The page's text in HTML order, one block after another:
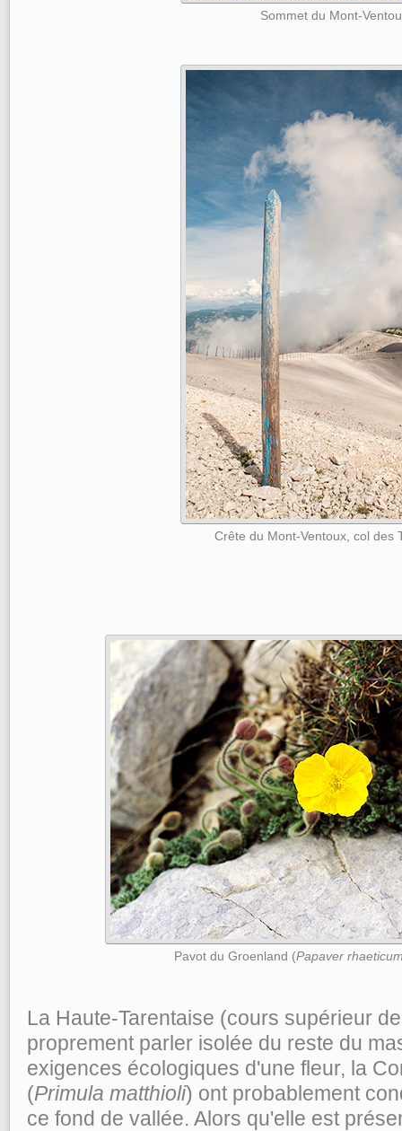
Sommet du Mont-
Crête du Mont-Ventoux, col des
Pavot du Groenland (Papaver
La Haute-Tarentaise (cours supérieur
proprement parler isolée du reste du
exigences écologiques d'une fleur, la
(Primula matthioli) ont probablement
ce fond de vallée. Alors qu'elle est